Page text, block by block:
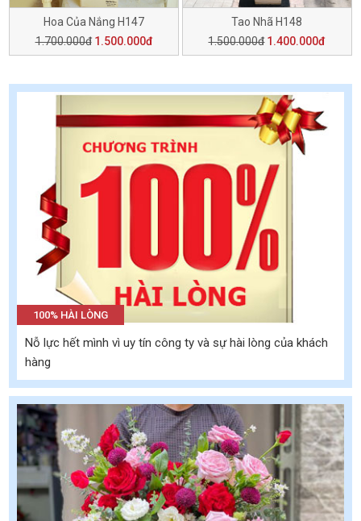
Hoa Của Nắng H147
1.700.000đ 1.500.000đ
Tao Nhã H148
1.500.000đ 1.400.000đ
100% HÀI LÒNG
Nỗ lực hết mình vì uy tín công ty và sự hài lòng của khách
hàng